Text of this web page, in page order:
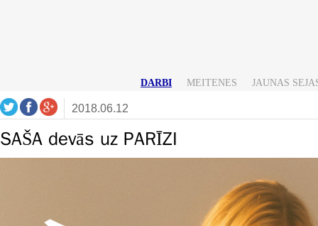
DARBI MEITENES JAUNAS
2018.06.12
SAŠA devās uz PARĪZI